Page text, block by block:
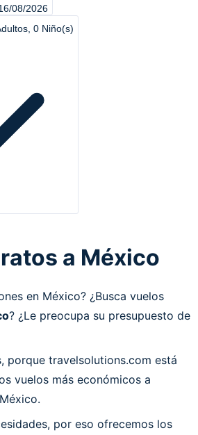
08/2026
0 Niño(s)
a México
en México? ¿Busca vuelos
? ¿Le preocupa su presupuesto de
porque travelsolutions.com está
vuelos más económicos a
por eso ofrecemos los